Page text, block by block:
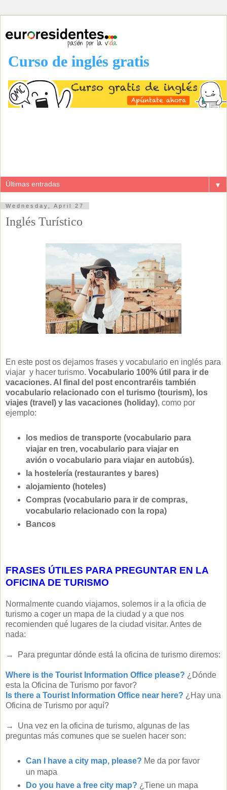
Curso de inglés gratis
▼
Wednesday, April 27
Inglés Turístico
En este post os dejamos frases y vocabulario en inglés para
viajar y hacer turismo.Vocabulario 100% útil para ir de
vacaciones. Al final del post encontraréis también
vocabulario relacionado con el turismo (tourism), los
viajes (travel) y las vacaciones (holiday), como por
ejemplo:
los medios de transporte (vocabulario para
viajar en tren, vocabulario para viajar en
avión o vocabulario para viajar en autobús).
la hostelería (restaurantes y bares)
alojamiento (hoteles)
Compras (vocabulario para ir de compras,
vocabulario relacionado con la ropa)
Bancos
FRASES ÚTILES PARA PREGUNTAR EN LA
OFICINA DE TURISMO
Normalmente cuando viajamos, solemos ir a la oficia de
turismo a coger un mapa de la ciudad y a que nos
recomienden qué lugares de la ciudad visitar. Antes de
nada:
→ Para preguntar dónde está la oficina de turismo diremos:
Where is the Tourist Information Office please? ¿Dónde
esta la Oficina de Turismo por favor?
Is there a Tourist Information Office near here? ¿Hay una
Oficina de Turismo por aquí?
→ Una vez en la oficina de turismo, algunas de las
preguntas más comunes que se suelen hacer son:
Can I have a city map, please? Me da por favor
un mapa
Do you have a free city map? ¿Tiene un mapa